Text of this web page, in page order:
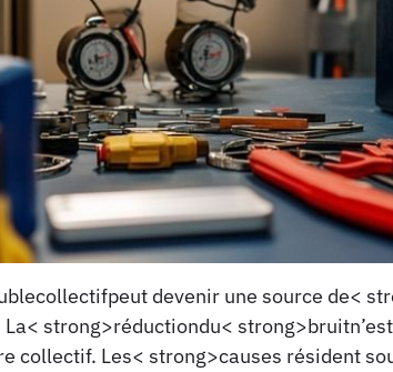
devenir une source de<
strong>réductiondu<
collectif. Les< strong>causes résident